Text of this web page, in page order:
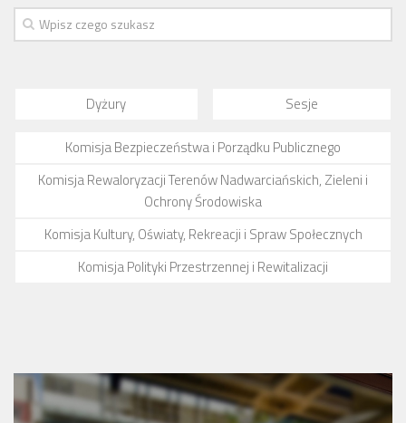
Dyżury Sesje
Komisja Bezpieczeństwa i Porządku Publicznego
Komisja Rewaloryzacji Terenów Nadwarciańskich, Zieleni i
Ochrony Środowiska
Komisja Kultury, Oświaty, Rekreacji i Spraw Społecznych
Komisja Polityki Przestrzennej i Rewitalizacji